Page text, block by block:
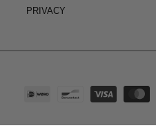
PRIVACY